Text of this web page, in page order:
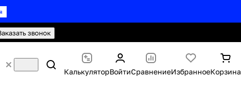
звонок
КалькуляторВойтиСравнениеИзбранноеКорзина